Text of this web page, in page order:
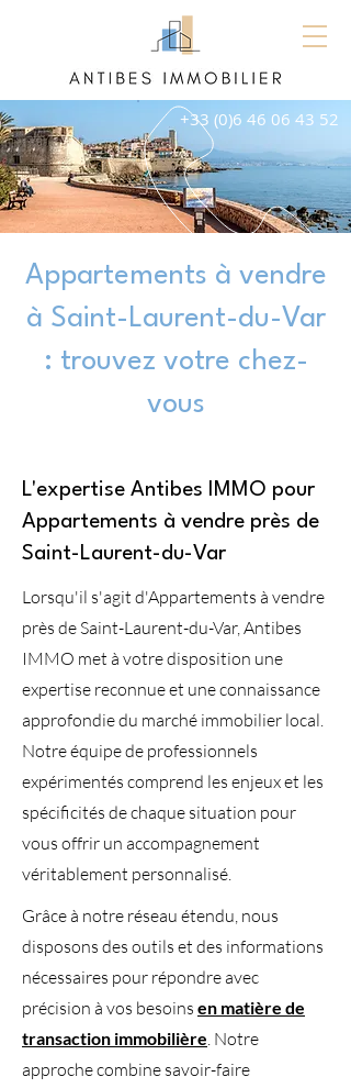
+33 (0)6 46 06 43 52
Appartements à vendre
à Saint-Laurent-du-Var
: trouvez votre chez-
vous
L'expertise Antibes IMMO pour
Appartements à vendre près de
Saint-Laurent-du-Var
Lorsqu'il s'agit d'Appartements à vendre
près de Saint-Laurent-du-Var, Antibes
IMMO met à votre disposition une
expertise reconnue et une connaissance
approfondie du marché immobilier local.
Notre équipe de professionnels
expérimentés comprend les enjeux et les
spécificités de chaque situation pour
vous offrir un accompagnement
véritablement personnalisé.
Grâce à notre réseau étendu, nous
disposons des outils et des informations
nécessaires pour répondre avec
précision à vos besoins en matière de
transaction immobilière. Notre
approche combine savoir-faire